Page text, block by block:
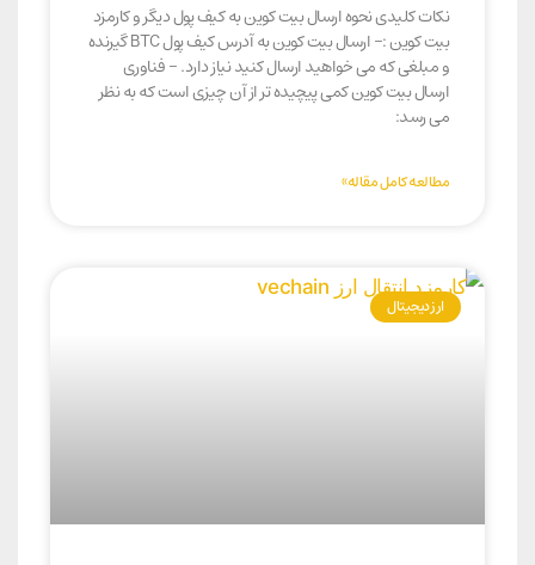
نکات کلیدی نحوه ارسال بیت کوین به کیف پول دیگر و کارمزد
بیت کوین :– ارسال بیت کوین به آدرس کیف پول BTC گیرنده
و مبلغی که می خواهید ارسال کنید نیاز دارد. – فناوری
ارسال بیت کوین کمی پیچیده تر از آن چیزی است که به نظر
می رسد:
مطالعه کامل مقاله»
ارز دیجیتال